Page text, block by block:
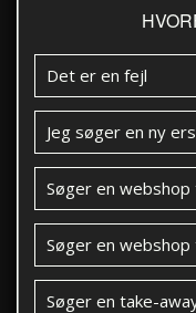
Det er en fejl
Jeg søger en ny
Søger en
Søger en
Søger en take-